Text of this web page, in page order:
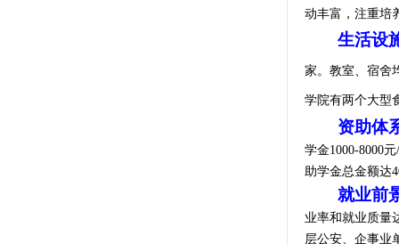
动丰富，注重培
生活设
家。教室、宿舍
学院有两个大型
资助体
学金1000-8000
助学金总金额达4
就业前
业率和就业质量
层公安、企事业